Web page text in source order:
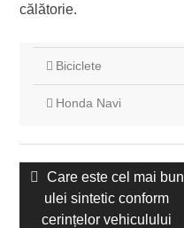
călătorie.
Biciclete
Honda Navi
Navigare
în
articole
Postarea
anterioară:
Care este cel mai bun
ulei sintetic conform
cerințelor vehiculului